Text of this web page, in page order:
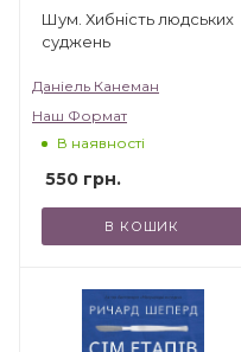
Шум. Хибність людських
суджень
Даніель Канеман
Наш Формат
В наявності
550 грн.
В КОШИК